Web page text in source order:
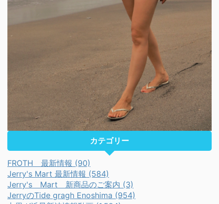
カテゴリー
FROTH 最新情報 (90)
Jerry's Mart 最新情報 (584)
Jerry's Mart 新商品のご案内 (3)
JerryのTide gragh Enoshima (954)